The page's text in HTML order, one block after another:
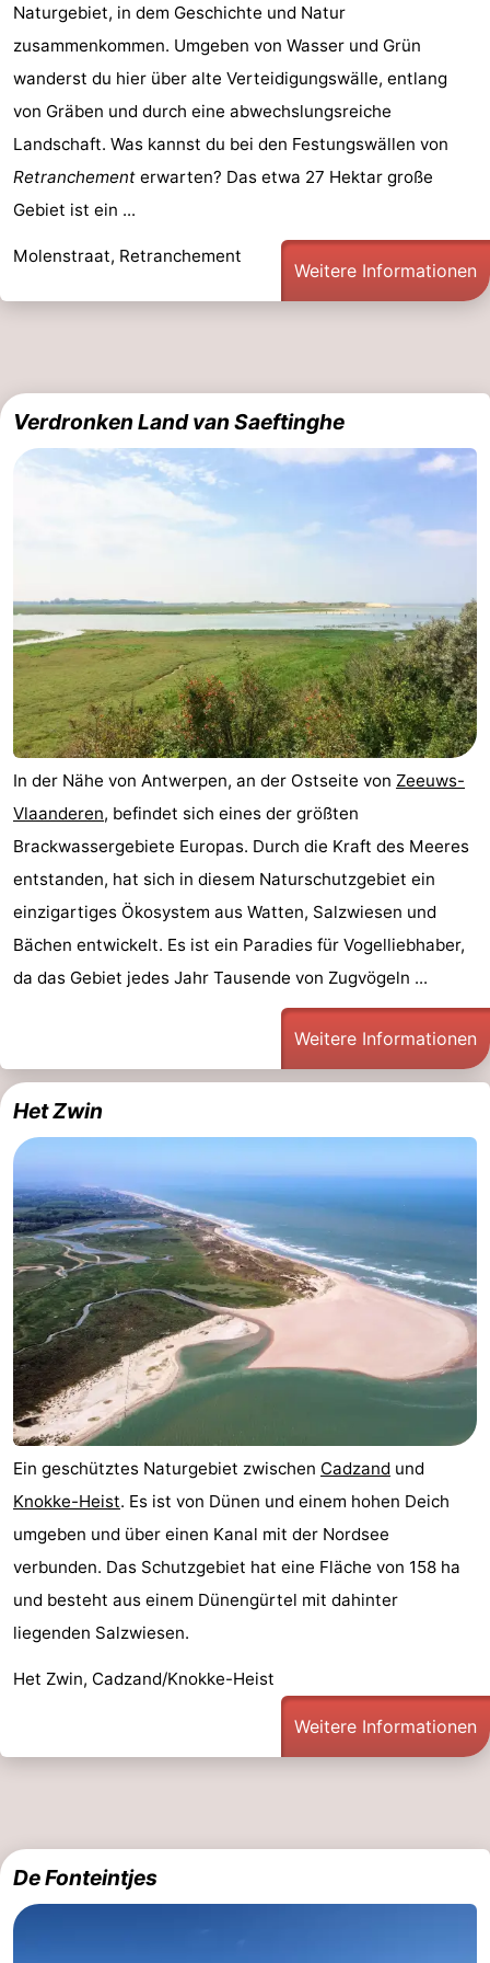
Naturgebiet, in dem Geschichte und Natur
zusammenkommen. Umgeben von Wasser und Grün
wanderst du hier über alte Verteidigungswälle, entlang
von Gräben und durch eine abwechslungsreiche
Landschaft. Was kannst du bei den Festungswällen von
Retranchement erwarten? Das etwa 27 Hektar große
Gebiet ist ein ...
Molenstraat, Retranchement
Weitere Informationen
Verdronken Land van Saeftinghe
In der Nähe von Antwerpen, an der Ostseite von Zeeuws-
Vlaanderen, befindet sich eines der größten
Brackwassergebiete Europas. Durch die Kraft des Meeres
entstanden, hat sich in diesem Naturschutzgebiet ein
einzigartiges Ökosystem aus Watten, Salzwiesen und
Bächen entwickelt. Es ist ein Paradies für Vogelliebhaber,
da das Gebiet jedes Jahr Tausende von Zugvögeln ...
Weitere Informationen
Het Zwin
Ein geschütztes Naturgebiet zwischen Cadzand und
Knokke-Heist. Es ist von Dünen und einem hohen Deich
umgeben und über einen Kanal mit der Nordsee
verbunden. Das Schutzgebiet hat eine Fläche von 158 ha
und besteht aus einem Dünengürtel mit dahinter
liegenden Salzwiesen.
Het Zwin, Cadzand/Knokke-Heist
Weitere Informationen
De Fonteintjes